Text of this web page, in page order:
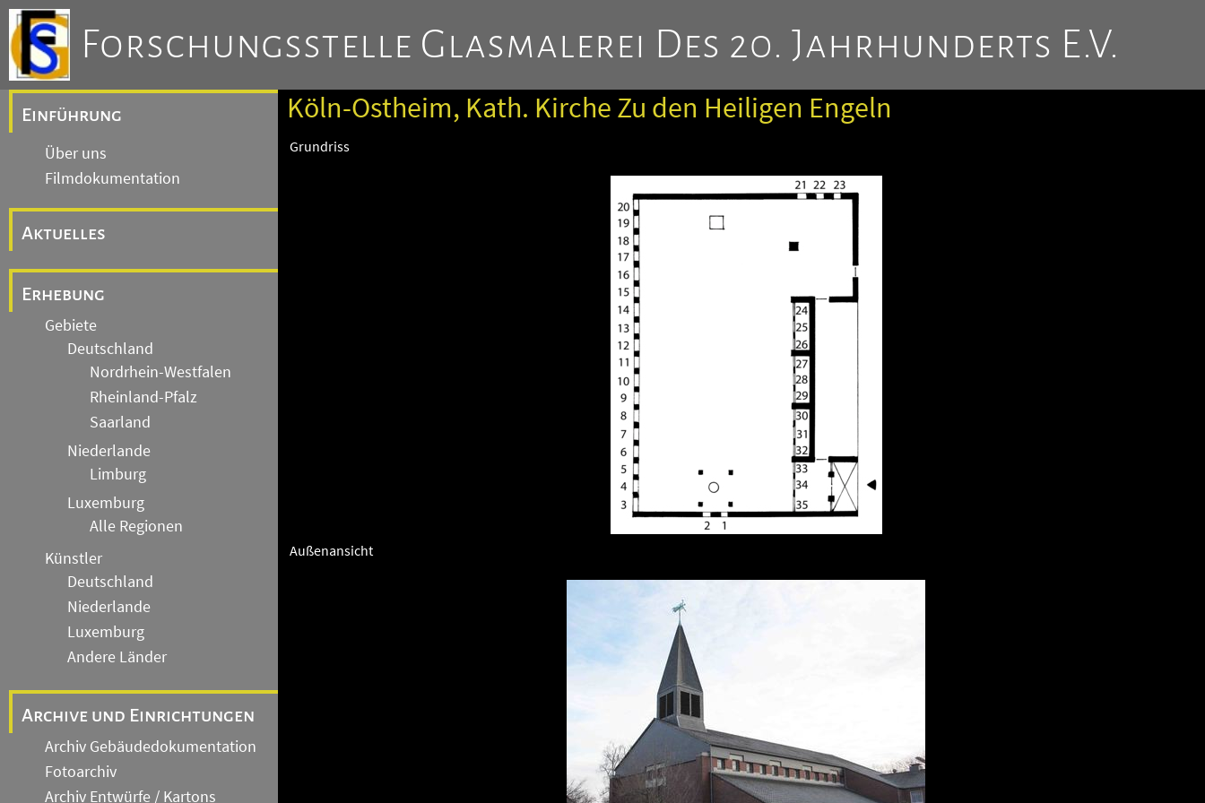
Forschungsstelle Glasmalerei Des 20. Jahrhunderts E.V.
Einführung
Über uns
Filmdokumentation
Aktuelles
Erhebung
Gebiete
Deutschland
Nordrhein-Westfalen
Rheinland-Pfalz
Saarland
Niederlande
Limburg
Luxemburg
Alle Regionen
Künstler
Deutschland
Niederlande
Luxemburg
Andere Länder
Archive und Einrichtungen
Archiv Gebäudedokumentation
Fotoarchiv
Archiv Entwürfe / Kartons
Köln-Ostheim, Kath. Kirche Zu den Heiligen Engeln
Grundriss
Außenansicht